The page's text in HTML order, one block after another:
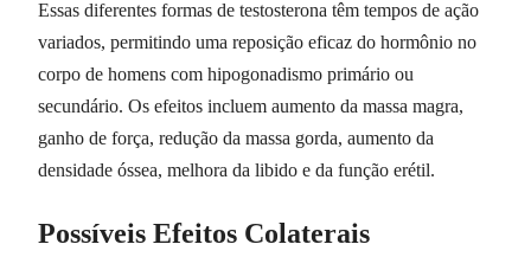
Essas diferentes formas de testosterona têm tempos de ação
variados, permitindo uma reposição eficaz do hormônio no
corpo de homens com hipogonadismo primário ou
secundário. Os efeitos incluem aumento da massa magra,
ganho de força, redução da massa gorda, aumento da
densidade óssea, melhora da libido e da função erétil.
Possíveis Efeitos Colaterais